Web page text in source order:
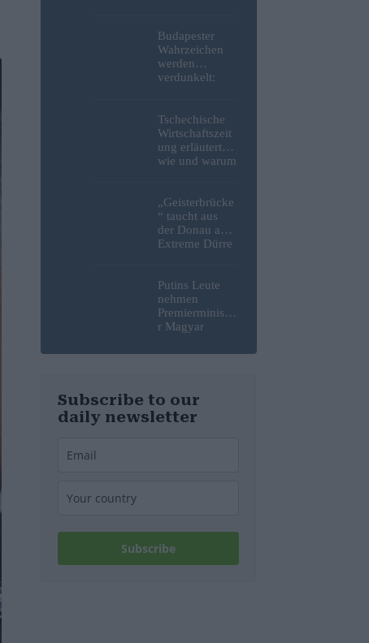
Budapester
Wahrzeichen
werden
verdunkelt:
der Budaer
Burg und der
Zitadelle wird
abgeschaltet
Tschechische
Wirtschaftszeit
ung erläutert,
wie und warum
zurückziehen
wird
„Geisterbrücke
“ taucht aus
der Donau auf:
Extreme Dürre
Relikt aus dem
Zweiten
Weltkrieg in
Budapest frei
Putins Leute
nehmen
Premierministe
r Magyar
Visier und
Energiekrise
und das Paks-
Projekt
Subscribe to our
daily newsletter
Subscribe